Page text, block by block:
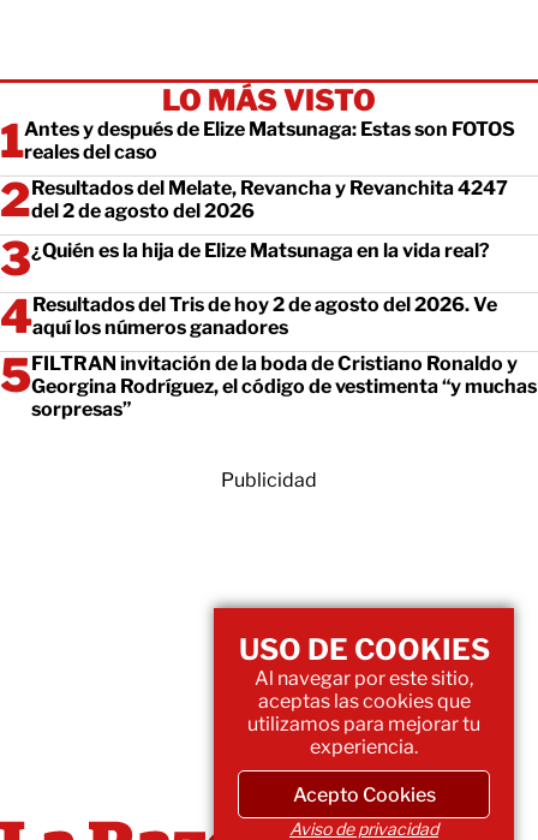
LO MÁS VISTO
Antes y después de Elize Matsunaga: Estas son FOTOS
reales del caso
Resultados del Melate, Revancha y Revanchita 4247
del 2 de agosto del 2026
¿Quién es la hija de Elize Matsunaga en la vida real?
Resultados del Tris de hoy 2 de agosto del 2026. Ve
aquí los números ganadores
FILTRAN invitación de la boda de Cristiano Ronaldo y
Georgina Rodríguez, el código de vestimenta “y muchas
sorpresas”
Publicidad
USO DE COOKIES
Al navegar por este sitio,
aceptas las cookies que
utilizamos para mejorar tu
experiencia.
Acepto Cookies
Aviso de privacidad